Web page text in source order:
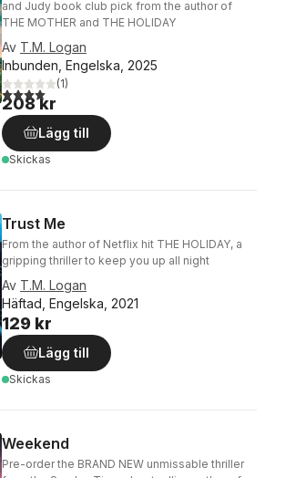
and Judy book club pick from the author of
THE MOTHER and THE HOLIDAY
Av T.M. Logan
Inbunden, Engelska, 2025
4,0utav 5 stjärnor. Totalt antal röster:
(1)
208 kr
Lägg till
Skickas
Trust Me
From the author of Netflix hit THE HOLIDAY, a
gripping thriller to keep you up all night
Av T.M. Logan
Häftad, Engelska, 2021
129 kr
Lägg till
Skickas
Weekend
Pre-order the BRAND NEW unmissable thriller